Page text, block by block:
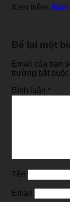
Xem thêm: Bàn
Để lại một
Email của bạn
trường bắt
Bình luận *
Tên
Email